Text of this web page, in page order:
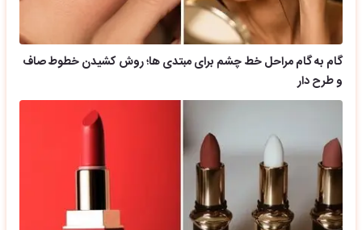
گام به گام مراحل خط چشم برای مبتدی ها؛ روش کشیدن خطوط صاف
و طرح دار